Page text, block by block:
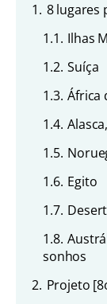
1. 8 lugares
1.1. Ilhas
1.2. Suíça
1.3. África
1.4.
1.5.
1.6. Egito
1.7.
1.8.
sonhos
2. Projeto